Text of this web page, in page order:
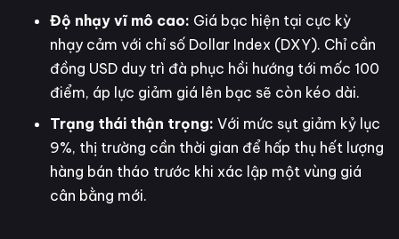
Độ nhạy vĩ mô cao: Giá bạc hiện tại cực kỳ
nhạy cảm với chỉ số Dollar Index (DXY). Chỉ cần
đồng USD duy trì đà phục hồi hướng tới mốc 100
điểm, áp lực giảm giá lên bạc sẽ còn kéo dài.
Trạng thái thận trọng: Với mức sụt giảm kỷ lục
9%, thị trường cần thời gian để hấp thụ hết lượng
hàng bán tháo trước khi xác lập một vùng giá
cân bằng mới.